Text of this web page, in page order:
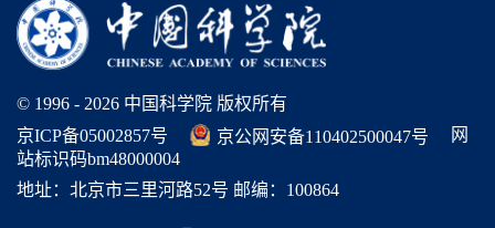
© 1996 - 2026 中国科学院 版权所有
京ICP备05002857号
京公网安备110402500047号
网
站标识码bm48000004
地址：北京市三里河路52号 邮编：100864